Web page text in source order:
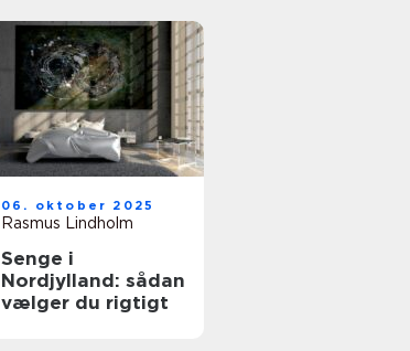
06. oktober 2025
Rasmus Lindholm
Senge i
Nordjylland: sådan
vælger du rigtigt